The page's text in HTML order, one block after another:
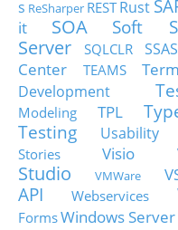
s ReSharper RESTRust
it
SOA Soft
Server
SQLCLR SSAS
Center
TEAMS
Development
Modeling
TPL
Testing
Usability
Stories
Visio
Studio
VMWare
API
Webservices
FormsWindows Server